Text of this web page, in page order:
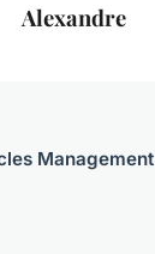
Alexandre
Management